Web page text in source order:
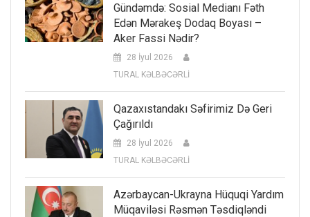
Gündəmdə: Sosial Medianı Fəth
Edən Mərakeş Dodaq Boyası –
Aker Fassi Nədir?
28 İyul 2026
TURAL KƏLBƏCƏRLİ
Qazaxıstandakı Səfirimiz Də Geri
Çağırıldı
28 İyul 2026
TURAL KƏLBƏCƏRLİ
Azərbaycan-Ukrayna Hüquqi Yardım
Müqaviləsi Rəsmən Təsdiqləndi